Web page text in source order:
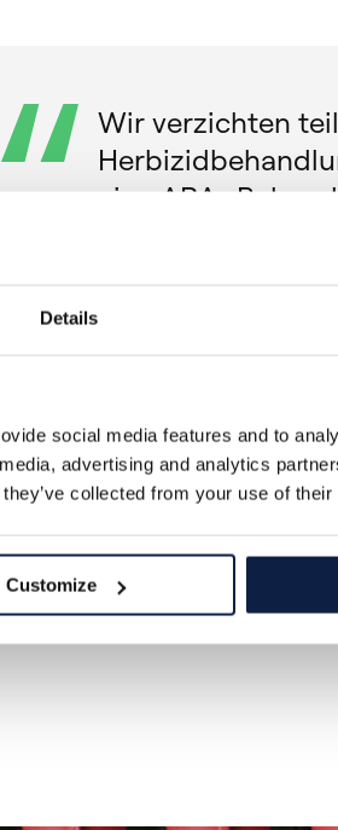
Details
social media features and to
advertising and analytics
collected from your use of
Customize
Wir verzichten
eine ARA -
Kulturpflanzen
Jäten von Hand
wie bereits
erforderlich, da
mit ARA im
werden können.
— Dennis Großhans,